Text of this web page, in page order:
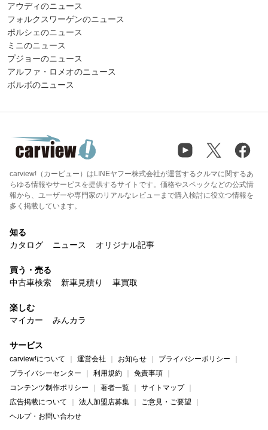
アウディのニュース
フォルクスワーゲンのニュース
ポルシェのニュース
ミニのニュース
プジョーのニュース
アルファ・ロメオのニュース
ボルボのニュース
carview!（カービュー）はLINEヤフー株式会社が運営するクルマに関するあ
らゆる情報やサービスを提供するサイトです。価格やスペックなどの公式情
報から、ユーザーや専門家のリアルなレビューまで購入検討に役立つ情報を
多く掲載しています。
知る
カタログ
ニュース オリジナル記事
買う・売る
中古車検索
新車見積り 車買取
楽しむ
マイカー
みんカラ
サービス
carview!について 運営会社 お知らせ
プライバシーポリシー
プライバシーセンター
利用規約
免責事項
コンテンツ制作ポリシー
著者一覧
サイトマップ
広告掲載について
法人加盟店募集
ご意見・ご要望
ヘルプ・お問い合わせ